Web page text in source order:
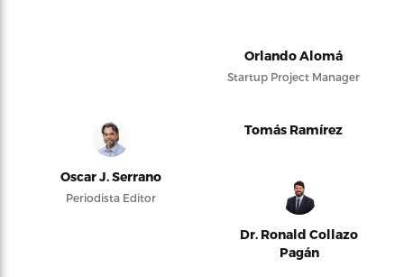
Orlando Alomá
Startup Project Manager
Oscar J. Serrano
Periodista Editor
Tomás Ramírez
Dr. Ronald Collazo
Pagán